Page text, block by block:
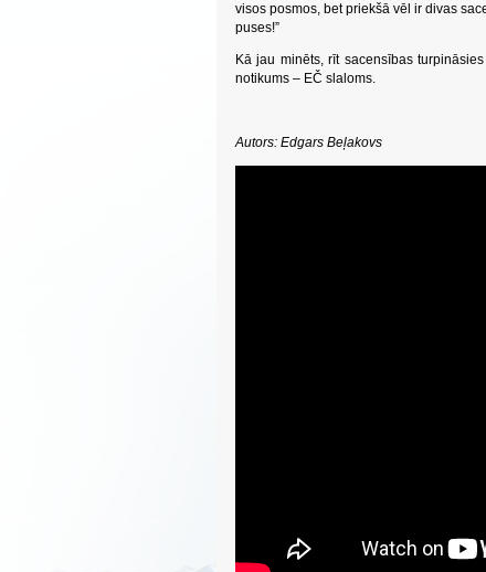
visos posmos, bet priekšā vēl ir divas
puses!”
Kā jau minēts, rīt sacensības
notikums – EČ slaloms.
Autors: Edgars Beļakovs